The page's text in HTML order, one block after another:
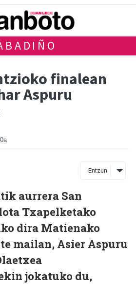
finalean
Aspuru
Entzun
aurrera San
Txapelketako
dira Matienako
mailan, Asier Aspuru
jokatuko du,